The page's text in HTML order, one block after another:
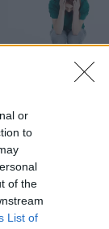
or
to
of the
List of